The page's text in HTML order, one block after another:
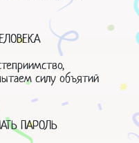
силу объятий
ПАРОЛЬ